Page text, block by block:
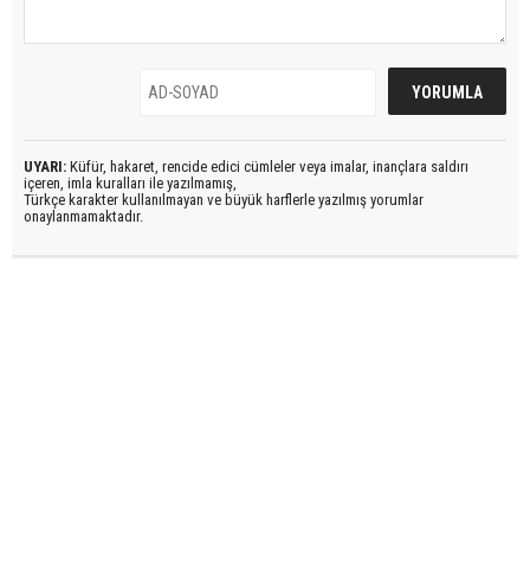
UYARI: Küfür, hakaret, rencide edici cümleler veya imalar, inançlara saldırı
içeren, imla kuralları ile yazılmamış,
Türkçe karakter kullanılmayan ve büyük harflerle yazılmış yorumlar
onaylanmamaktadır.